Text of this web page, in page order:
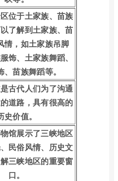
位于土家族、苗族
了解到土家族、苗
情，如土家族吊脚
饰、土家族舞蹈、
、苗族舞蹈等。
古代人们为了沟通
道路，具有很高的
史价值。
馆展示了三峡地区
民俗风情、历史文
三峡地区的重要窗
口。